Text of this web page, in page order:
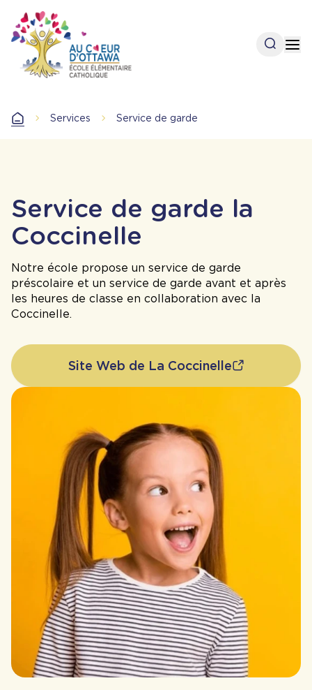
contenu
principal
Open
AccueilServices Service de garde
Service de garde la
Coccinelle
Notre école propose un service de garde
préscolaire et un service de garde avant et après
les heures de classe en collaboration avec la
Coccinelle.
Site Web de La Coccinelle